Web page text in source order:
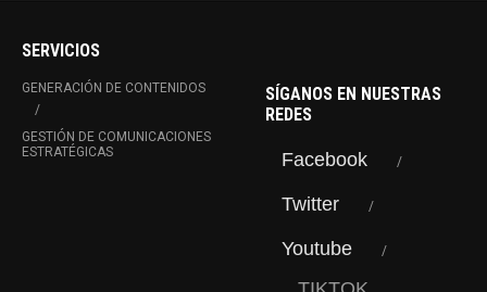
SERVICIOS
GENERACIÓN DE CONTENIDOS
GESTIÓN DE COMUNICACIONES
ESTRATÉGICAS
SÍGANOS EN NUESTRAS
REDES
Facebook
Twitter
Youtube